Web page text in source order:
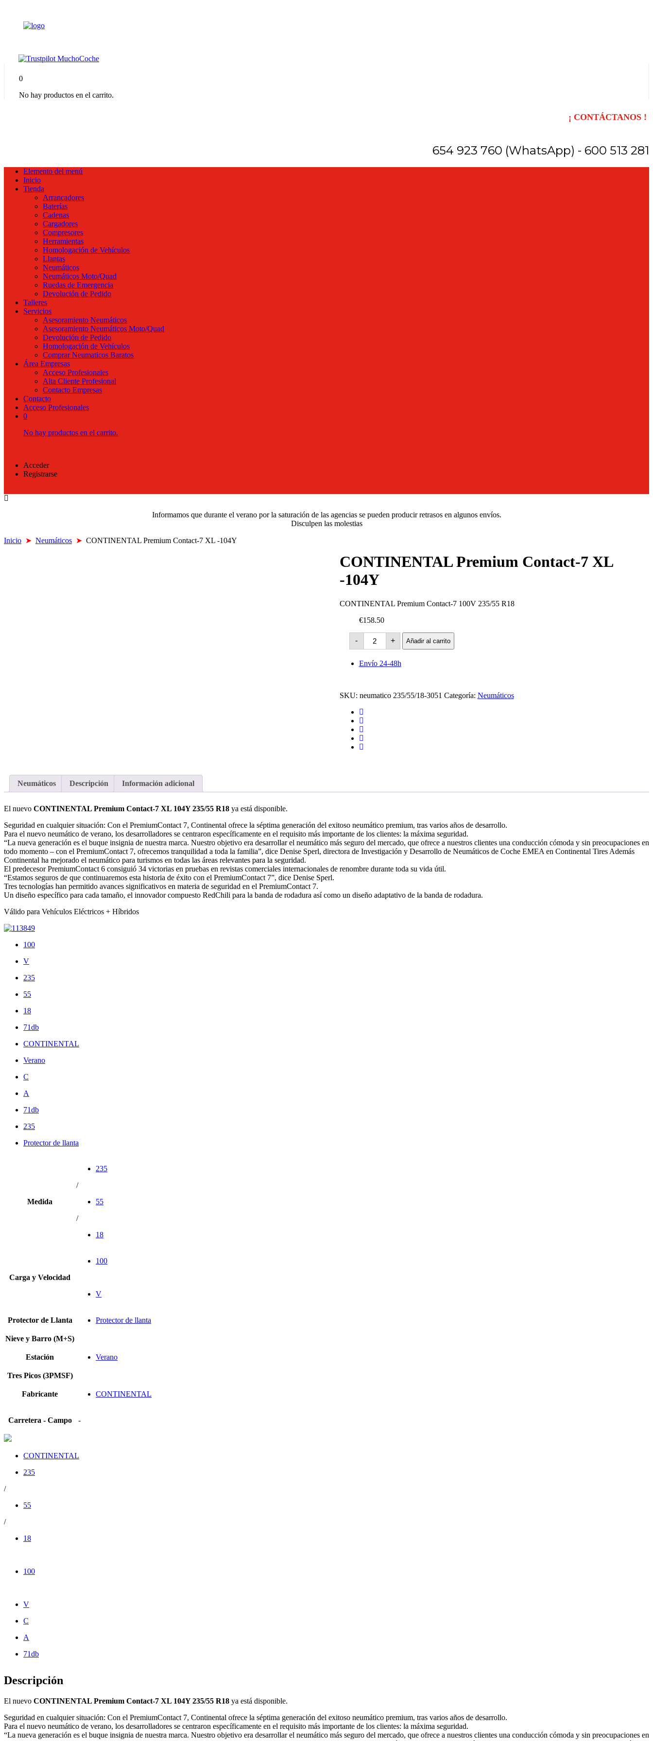
0
No hay productos en el carrito.
¡ CONTÁCTANOS !
654 923 760 (WhatsApp) - 600 513 281
Elemento del menú
Inicio
Tienda
Arrancadores
Baterías
Cadenas
Cargadores
Compresores
Herramientas
Homologación de Vehículos
Llantas
Neumáticos
Neumáticos Moto/Quad
Ruedas de Emergencia
Devolución de Pedido
Talleres
Servicios
Asesoramiento Neumáticos
Asesoramiento Neumáticos Moto/Quad
Devolución de Pedido
Homologación de Vehículos
Comprar Neumaticos Baratos
Área Empresas
Acceso Profesionales
Alta Cliente Profesional
Contacto Empresas
Contacto
Acceso Profesionales
0
No hay productos en el carrito.
Acceder
Registrarse
Informamos que durante el verano por la saturación de las agencias se pueden producir retrasos en algunos envíos.
Disculpen las molestias
Inicio ➤ Neumáticos ➤ CONTINENTAL Premium Contact-7 XL -104Y
CONTINENTAL Premium Contact-7 XL
-104Y
CONTINENTAL Premium Contact-7 100V 235/55 R18
€158.50
-
CONTINENTAL
Premium
Contact-
7
XL
+ Añadir al carrito
Envío 24-48h
SKU: neumatico 235/55/18-3051 Categoría: Neumáticos
Neumáticos Descripción Información adicional
El nuevo CONTINENTAL Premium Contact-7 XL 104Y 235/55 R18 ya está disponible.
Seguridad en cualquier situación: Con el PremiumContact 7, Continental ofrece la séptima generación del exitoso neumático premium, tras varios años de desarrollo.
Para el nuevo neumático de verano, los desarrolladores se centraron específicamente en el requisito más importante de los clientes: la máxima seguridad.
“La nueva generación es el buque insignia de nuestra marca. Nuestro objetivo era desarrollar el neumático más seguro del mercado, que ofrece a nuestros clientes una conducción cómoda y sin preocupaciones en
todo momento – con el PremiumContact 7, ofrecemos tranquilidad a toda la familia”, dice Denise Sperl, directora de Investigación y Desarrollo de Neumáticos de Coche EMEA en Continental Tires Además
Continental ha mejorado el neumático para turismos en todas las áreas relevantes para la seguridad.
El predecesor PremiumContact 6 consiguió 34 victorias en pruebas en revistas comerciales internacionales de renombre durante toda su vida útil.
“Estamos seguros de que continuaremos esta historia de éxito con el PremiumContact 7”, dice Denise Sperl.
Tres tecnologías han permitido avances significativos en materia de seguridad en el PremiumContact 7.
Un diseño específico para cada tamaño, el innovador compuesto RedChili para la banda de rodadura así como un diseño adaptativo de la banda de rodadura.
Válido para Vehículos Eléctricos + Híbridos
100
V
235
55
18
71db
CONTINENTAL
Verano
C
A
71db
235
Protector de llanta
Medida
235
/
55
/
18
Carga y Velocidad
100
V
Protector de Llanta Protector de llanta
Nieve y Barro (M+S)
Estación Verano
Tres Picos (3PMSF)
Fabricante CONTINENTAL
Carretera - Campo -
CONTINENTAL
235
/
55
/
18
100
V
C
A
71db
Descripción
El nuevo CONTINENTAL Premium Contact-7 XL 104Y 235/55 R18 ya está disponible.
Seguridad en cualquier situación: Con el PremiumContact 7, Continental ofrece la séptima generación del exitoso neumático premium, tras varios años de desarrollo.
Para el nuevo neumático de verano, los desarrolladores se centraron específicamente en el requisito más importante de los clientes: la máxima seguridad.
“La nueva generación es el buque insignia de nuestra marca. Nuestro objetivo era desarrollar el neumático más seguro del mercado, que ofrece a nuestros clientes una conducción cómoda y sin preocupaciones en